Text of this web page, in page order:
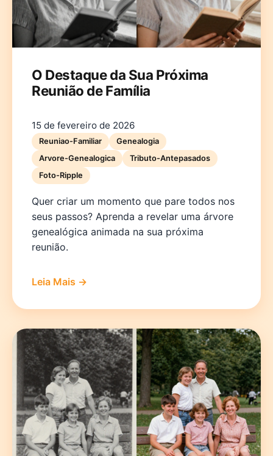
O Destaque da Sua Próxima
Reunião de Família
15 de fevereiro de 2026
Reuniao-Familiar
Genealogia
Arvore-Genealogica
Tributo-Antepasados
Foto-Ripple
Quer criar um momento que pare todos nos
seus passos? Aprenda a revelar uma árvore
genealógica animada na sua próxima
reunião.
Leia Mais →